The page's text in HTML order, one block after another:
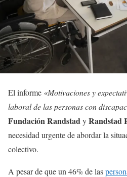
El informe «Motivaciones y
laboral de las personas con
Fundación RandstadyRandstad
necesidad urgente de abordar la
colectivo.
A pesar de que un 46% de las